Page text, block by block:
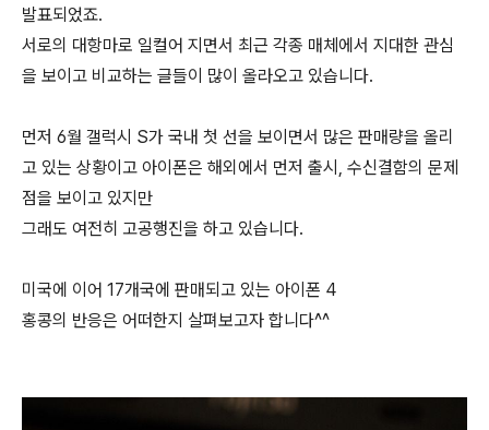
발표되었죠.
서로의 대항마로 일컬어 지면서 최근 각종 매체에서 지대한 관심
을 보이고 비교하는 글들이 많이 올라오고 있습니다.
먼저 6월 갤럭시 S가 국내 첫 선을 보이면서 많은 판매량을 올리
고 있는 상황이고 아이폰은 해외에서 먼저 출시, 수신결함의 문제
점을 보이고 있지만
그래도 여전히 고공행진을 하고 있습니다.
미국에 이어 17개국에 판매되고 있는 아이폰 4
홍콩의 반응은 어떠한지 살펴보고자 합니다^^